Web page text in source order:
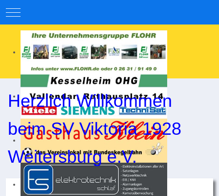
Mobile Menu Toggle
Herzlich Willkommen
beim SV Viktoria 1928
Weitersburg e.V.